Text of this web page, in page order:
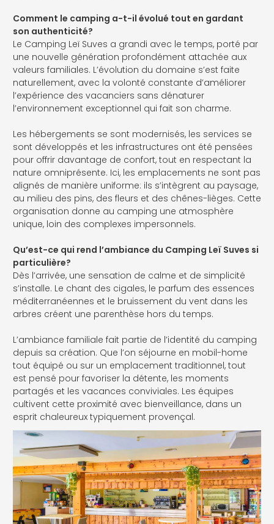
Comment le camping a-t-il évolué tout en gardant
son authenticité?
Le Camping Leï Suves a grandi avec le temps, porté par
une nouvelle génération profondément attachée aux
valeurs familiales. L’évolution du domaine s’est faite
naturellement, avec la volonté constante d’améliorer
l’expérience des vacanciers sans dénaturer
l’environnement exceptionnel qui fait son charme.
Les hébergements se sont modernisés, les services se
sont développés et les infrastructures ont été pensées
pour offrir davantage de confort, tout en respectant la
nature omniprésente. Ici, les emplacements ne sont pas
alignés de manière uniforme: ils s’intègrent au paysage,
au milieu des pins, des fleurs et des chênes-lièges. Cette
organisation donne au camping une atmosphère
unique, loin des complexes impersonnels.
Qu’est-ce qui rend l’ambiance du Camping Leï Suves si
particulière?
Dès l’arrivée, une sensation de calme et de simplicité
s’installe. Le chant des cigales, le parfum des essences
méditerranéennes et le bruissement du vent dans les
arbres créent une parenthèse hors du temps.
L’ambiance familiale fait partie de l’identité du camping
depuis sa création. Que l’on séjourne en mobil-home
tout équipé ou sur un emplacement traditionnel, tout
est pensé pour favoriser la détente, les moments
partagés et les vacances conviviales. Les équipes
cultivent cette proximité avec bienveillance, dans un
esprit chaleureux typiquement provençal.